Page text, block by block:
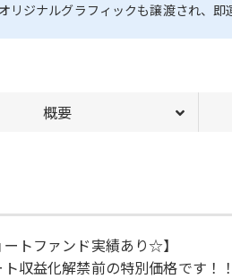
リジナルグラフィックも譲渡され、即
概要
ートファンド実績あり☆】
ト収益化解禁前の特別価格です！！